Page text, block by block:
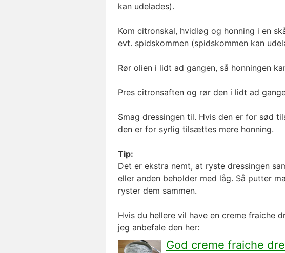
kan udelades).
Kom citronskal, hvidløg og honning i en
evt. spidskommen (spidskommen kan
Rør olien i lidt ad gangen, så honningen
Pres citronsaften og rør den i lidt ad
Smag dressingen til. Hvis den er for sød
den er for syrlig tilsættes mere honning.
Tip:
Det er ekstra nemt, at ryste dressingen
eller anden beholder med låg. Så putter
ryster dem sammen.
Hvis du hellere vil have en creme fraiche
jeg anbefale den her:
God creme fraiche